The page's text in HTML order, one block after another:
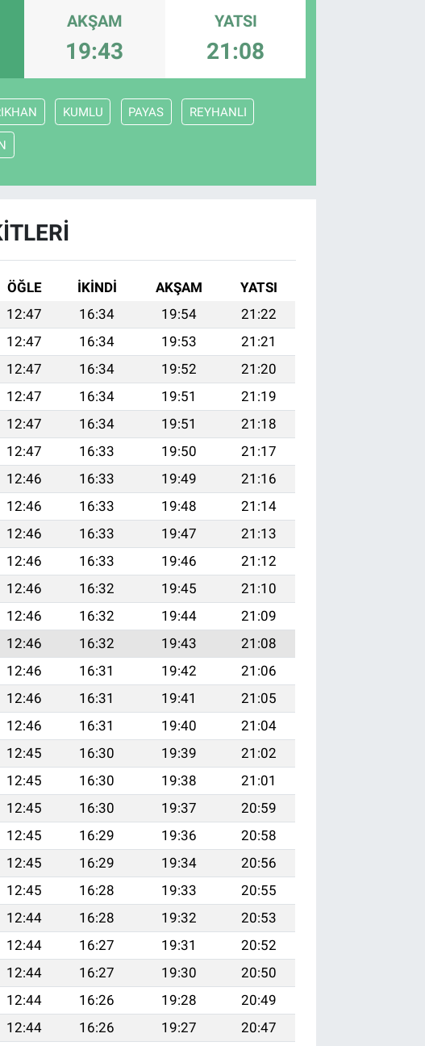
AKŞAM
19:43
YATSI
21:08
KUMLU PAYAS REYHANLI
ÖĞLE İKINDI AKŞAM
YATSI
12:47 16:34 19:54
21:22
12:47 16:34 19:53
21:21
12:47 16:34 19:52
21:20
12:47 16:34 19:51
21:19
12:47 16:34 19:51
21:18
12:47 16:33 19:50
21:17
12:46 16:33 19:49
21:16
12:46 16:33 19:48
21:14
12:46 16:33 19:47
21:13
12:46 16:33 19:46
21:12
12:46 16:32 19:45
21:10
12:46 16:32 19:44
21:09
12:46 16:32 19:43
21:08
12:46 16:31 19:42
21:06
12:46 16:31 19:41
21:05
12:46 16:31 19:40
21:04
12:45 16:30 19:39
21:02
12:45 16:30 19:38
21:01
12:45 16:30 19:37
20:59
12:45 16:29 19:36
20:58
12:45 16:29 19:34
20:56
12:45 16:28 19:33
20:55
12:44 16:28 19:32
20:53
12:44 16:27 19:31
20:52
12:44 16:27 19:30
20:50
12:44 16:26 19:28
20:49
12:44 16:26 19:27
20:47